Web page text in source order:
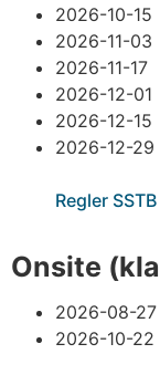
2026-10-15
2026-11-03
2026-11-17
2026-12-01
2026-12-15
2026-12-29
Regler
Onsite
2026-08-27
2026-10-22